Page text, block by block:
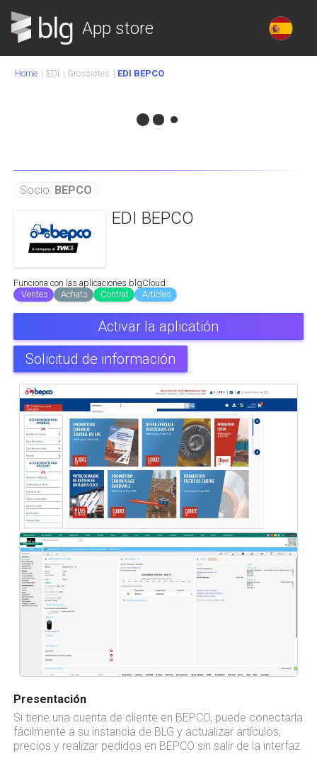
App store
Home EDI Grossistes EDI BEPCO
Socio: BEPCO
EDI BEPCO
Funciona con las aplicaciones blgCloud:
Ventes
Achats Contrat Articles
Activar la aplicatión
Solicitud de información
Presentación
Si tiene una cuenta de cliente en BEPCO, puede conectarla
fácilmente a su instancia de BLG y actualizar artículos,
precios y realizar pedidos en BEPCO sin salir de la interfaz.